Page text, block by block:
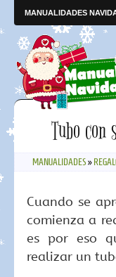
MANUALIDADES
Tubo
MANUALIDADES»
Cuando se
comienza a
es por eso
realizar un